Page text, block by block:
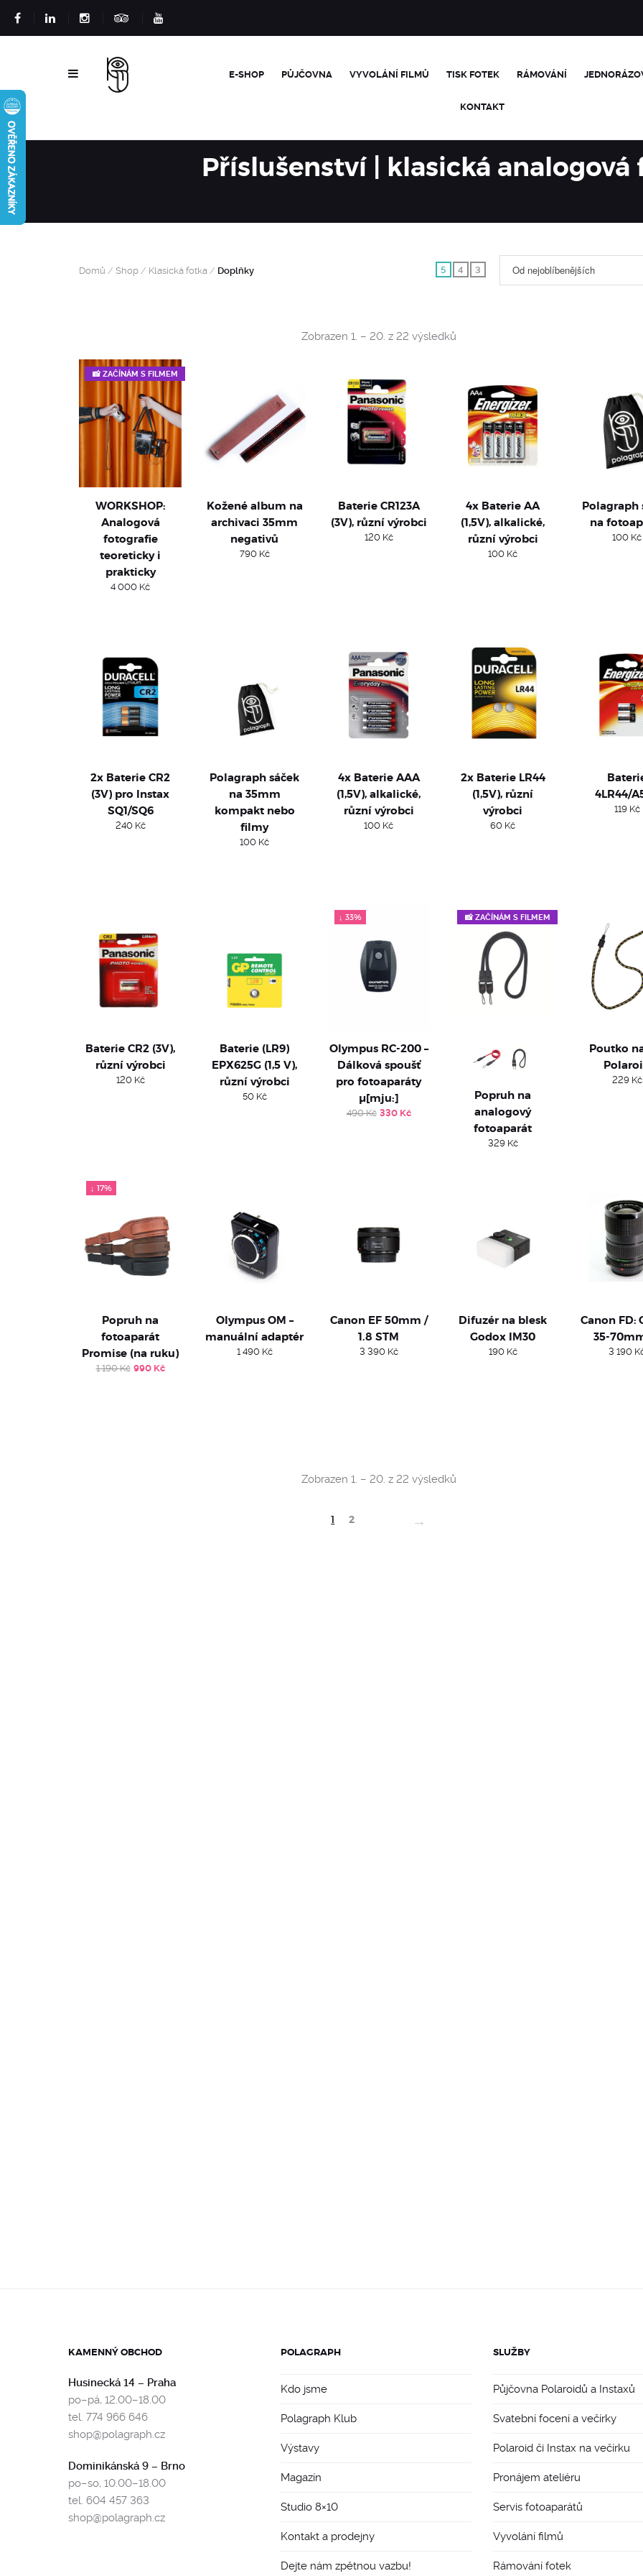
E-SHOP PŮJČOVNA VYVOLÁNÍ FILMŮ TISK FOTEK RÁMOVÁNÍ
KONTAKT
Příslušenství | klasická
Domů / Shop / Klasická fotka / Doplňky 5 4 3 Od nejoblíbenějších
Zobrazen 1. – 20. z 22 výsledkůSorted
📸 ZAČÍNÁM S FILMEM
WORKSHOP:
Analogová
fotografie
teoreticky i
prakticky
4 000 Kč
Kožené album na
archivaci 35mm
negativů
790 Kč
Baterie CR123A
(3V), různí výrobci
120 Kč
4x Baterie AA
(1,5V), alkalické,
různí výrobci
100 Kč
Polagraph
na
100 Kč
2x Baterie CR2
(3V) pro Instax
SQ1/SQ6
240 Kč
Polagraph sáček
na 35mm
kompakt nebo
filmy
100 Kč
4x Baterie AAA
(1,5V), alkalické,
různí výrobci
100 Kč
2x Baterie LR44
(1,5V), různí
výrobci
60 Kč
4LR44/
119 Kč
Baterie CR2 (3V),
různí výrobci
120 Kč
Baterie (LR9)
EPX625G (1,5 V),
různí výrobci
50 Kč
↓ 33%
Olympus RC-200 –
Dálková spoušť
pro fotoaparáty
µ[mju:]
490Kč Original
330 KčCurrent
📸 ZAČÍNÁM S FILMEM
Popruh na
analogový
fotoaparát
329 Kč
Poutko
229 Kč
↓ 17%
Popruh na
fotoaparát
Promise (na ruku)
1 190Kč Original
990 KčCurrent
Olympus OM –
manuální adaptér
1 490 Kč
Canon EF 50mm /
1.8 STM
3 390 Kč
Difuzér na blesk
Godox IM30
190 Kč
Canon FD:
35-
3 190
Zobrazen 1. – 20. z 22 výsledkůSorted
1 2 →
KAMENNÝ OBCHOD
Husinecká 14 – Praha
po–pá, 12.00–18.00
tel. 774 966 646
shop@polagraph.cz
Dominikánská 9 – Brno
po–so, 10.00–18.00
tel. 604 457 363
shop@polagraph.cz
POLAGRAPH
Kdo jsme
Polagraph Klub
Výstavy
Magazín
Studio 8×10
Kontakt a prodejny
Dejte nám zpětnou vazbu!
SLUŽBY
Půjčovna Polaroidů a Instaxů
Svatební focení a večírky
Polaroid či Instax na večírku
Pronájem ateliéru
Servis fotoaparátů
Vyvolání filmů
Rámování fotek